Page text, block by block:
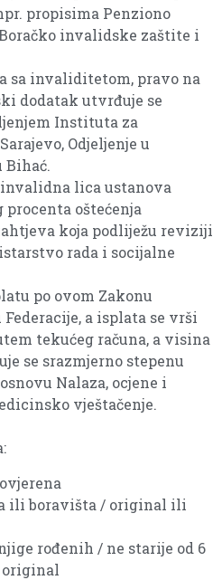
propisima Penziono
invalidske zaštite i
sa invaliditetom, pravo na
dodatak utvrđuje se
Instituta za
Odjeljenje u
Bihać.
invalidna lica ustanova
oštećenja
koja podliježu reviziji
rada i socijalne
po ovom Zakonu
Federacije, a isplata se vrši
tekućeg računa, a visina
se srazmjerno stepenu
Nalaza, ocjene i
vještačenje.
ili boravišta / original ili
rođenih / ne starije od 6
original